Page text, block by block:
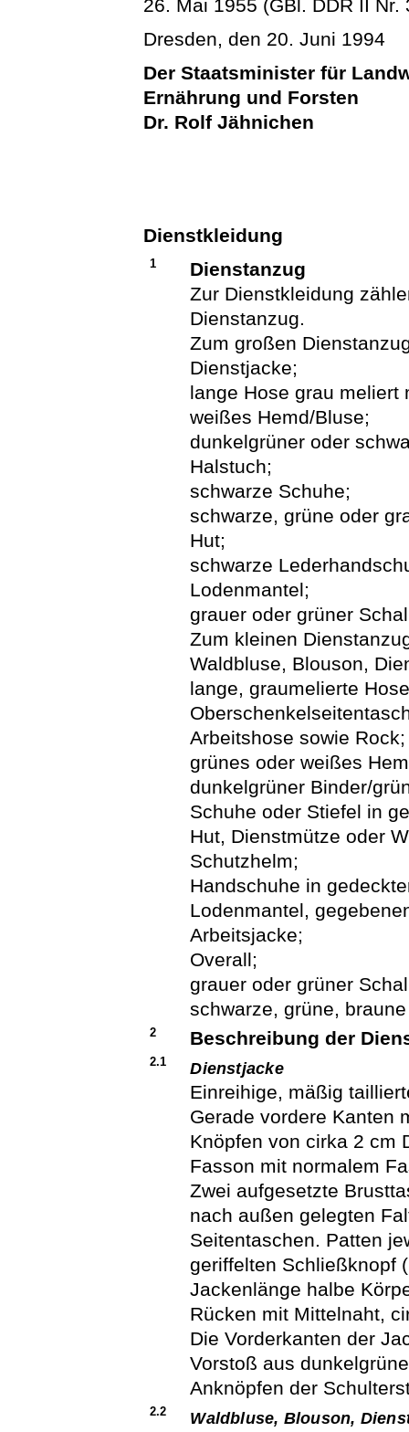
26. Mai 1955 (GBl. DDR II
Dresden, den 20. Juni 1994
Der Staatsminister für
Ernährung und Forsten
Dr. Rolf Jähnichen
Dienstkleidung
1
Dienstanzug
Zur Dienstkleidung
Dienstanzug.
Zum großen
Dienstjacke;
lange Hose grau meliert
weißes Hemd/Bluse;
dunkelgrüner oder
Halstuch;
schwarze Schuhe;
schwarze, grüne oder
Hut;
schwarze
Lodenmantel;
grauer oder grüner
Zum kleinen
Waldbluse, Blouson,
lange, graumelierte
Arbeitshose sowie Rock;
grünes oder weißes
dunkelgrüner Binder/
Schuhe oder Stiefel in
Hut, Dienstmütze oder
Schutzhelm;
Handschuhe in
Lodenmantel,
Arbeitsjacke;
Overall;
grauer oder grüner
schwarze, grüne,
2 Beschreibung der
2.1 Dienstjacke
Einreihige, mäßig
Gerade vordere Kanten
Knöpfen von cirka 2 cm
Fasson mit normalem
Zwei aufgesetzte
nach außen gelegten
Seitentaschen. Patten
geriffelten Schließknopf
Jackenlänge halbe
Rücken mit Mittelnaht,
Die Vorderkanten der
Vorstoß aus
Anknöpfen der
2.2 Waldbluse, Blouson,